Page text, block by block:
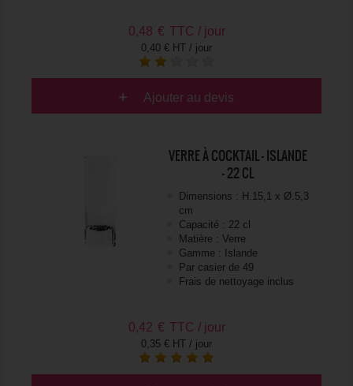
0,48 € TTC / jour
0,40 € HT / jour
Ajouter au devis
VERRE À COCKTAIL - ISLANDE
- 22 CL
Dimensions : H.15,1 x Ø.5,3
cm
Capacité : 22 cl
Matière : Verre
Gamme : Islande
Par casier de 49
Frais de nettoyage inclus
0,42 € TTC / jour
0,35 € HT / jour